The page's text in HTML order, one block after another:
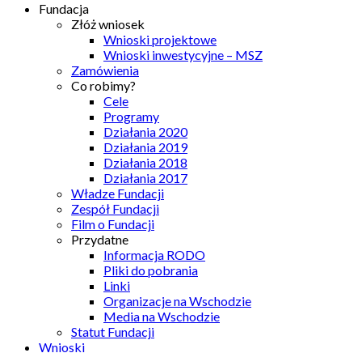
Fundacja
Złóż wniosek
Wnioski projektowe
Wnioski inwestycyjne – MSZ
Zamówienia
Co robimy?
Cele
Programy
Działania 2020
Działania 2019
Działania 2018
Działania 2017
Władze Fundacji
Zespół Fundacji
Film o Fundacji
Przydatne
Informacja RODO
Pliki do pobrania
Linki
Organizacje na Wschodzie
Media na Wschodzie
Statut Fundacji
Wnioski